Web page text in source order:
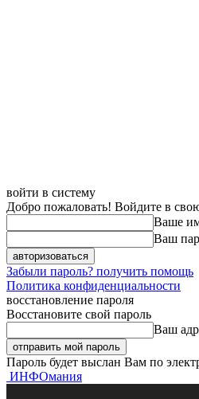
войти в систему
Добро пожаловать! Войдите в
Ваше
Ваш
Забыли пароль? получить помощь
Политика конфиденциальности
восстановление пароля
Восстановите свой пароль
Ваш
Пароль будет выслан Вам по
ИНФОмания